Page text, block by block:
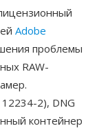
Adobe
проблемы
RAW-
2), DNG
контейнер